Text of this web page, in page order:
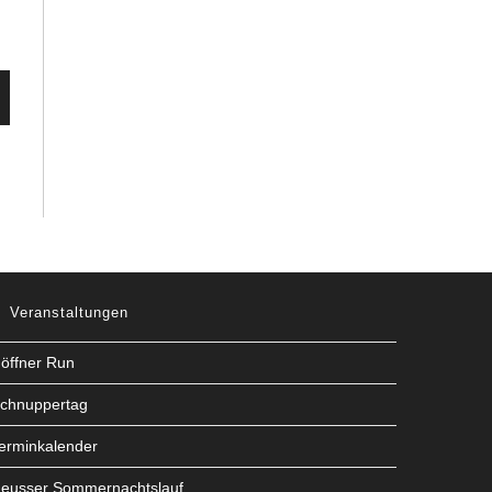
Veranstaltungen
Run
Sommernachtslauf